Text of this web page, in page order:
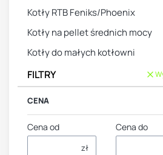
Kotły RTB Feniks/Phoenix
Kotły na pellet średnich mocy
Kotły do małych kotłowni
FILTRY
CENA
Cena od
zł
Cena do